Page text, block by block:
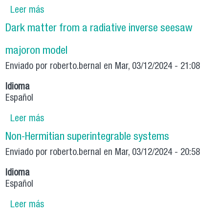
Leer mássobre Bouncing pNGB dark matter via a fermion
dark matter
Dark matter from a radiative inverse seesaw
majoron model
Enviado por roberto.bernal en Mar, 03/12/2024 - 21:08
Idioma
Español
Leer mássobre Dark matter from a radiative inverse
seesaw majoron model
Non-Hermitian superintegrable systems
Enviado por roberto.bernal en Mar, 03/12/2024 - 20:58
Idioma
Español
Leer mássobre Non-Hermitian superintegrable systems